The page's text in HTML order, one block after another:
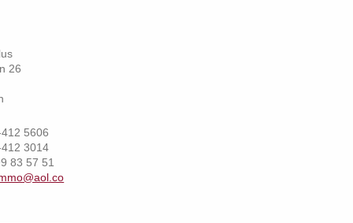
26
5606
3014
83 57 51